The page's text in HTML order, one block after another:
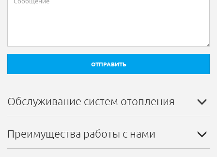
ОТПРАВИТЬ
Обслуживание систем отопления
Преимущества работы с нами